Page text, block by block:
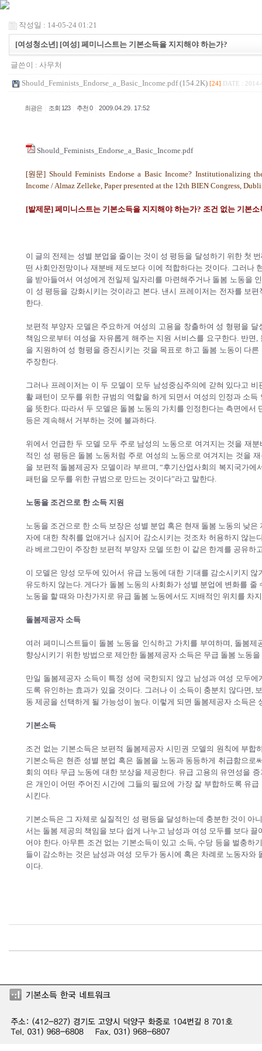
작성일 : 14-05-24 01:21
[여성청소년] [여성] 페미니스트는 기본소득을 지지해야 하는가?
글쓴이 : 사무처
Should_Feminists_Endorse_a_Basic_Income.pdf (154.2K) [24] DATE :
최광은 조회 123 추천 0 2009.04.29. 17:52
Should_Feminists_Endorse_a_Basic_Income.pdf
[원문] Should Feminists Endorse a Basic Income? Institutionalizing
Income / Almaz Zelleke, Paper presented at the 12th BIEN Congress,
[발제문] 페미니스트는 기본소득을 지지해야 하는가? 조건 없는 기본
이 글의 전제는 성별 분업을 줄이는 것이 성 평등을 달성하기 위한 첫
떤 사회안전망이나 재분배 제도보다 이에 적합하다는 것이다. 그러나
을 받아들여서 여성에게 전일제 일자리를 마련해주거나 돌봄 노동을
이 성 평등을 강화시키는 것이라고 본다. 낸시 프레이저는 전자를 보
한다.
보편적 부양자 모델은 주요하게 여성의 고용을 창출하여 성 형평을
책임으로부터 여성을 자유롭게 해주는 지원 서비스를 요구한다. 반
을 지원하여 성 형평을 증진시키는 것을 목표로 하고 돌봄 노동이 다
주장한다.
그러나 프레이저는 이 두 모델이 모두 남성중심주의에 갇혀 있다고
활 패턴이 모두를 위한 규범의 역할을 하게 되면서 여성의 인정과 소
을 뜻한다. 따라서 두 모델은 돌봄 노동의 가치를 인정한다는 측면에서
등은 계속해서 거부하는 것에 불과하다.
위에서 언급한 두 모델 모두 주로 남성의 노동으로 여겨지는 것을 재
적인 성 평등은 돌봄 노동처럼 주로 여성의 노동으로 여겨지는 것을
을 보편적 돌봄제공자 모델이라 부르며, “후기산업사회의 복지국가
패턴을 모두를 위한 규범으로 만드는 것이다”라고 말한다.
노동을 조건으로 한 소득 지원
노동을 조건으로 한 소득 보장은 성별 분업 혹은 현재 돌봄 노동의 낮
자에 대한 착취를 없애거나 심지어 감소시키는 것조차 허용하지 않
라 베르그만이 주장한 보편적 부양자 모델 또한 이 같은 한계를 공유하
이 모델은 양성 모두에 있어서 유급 노동에 대한 기대를 감소시키지
유도하지 않는다. 게다가 돌봄 노동의 사회화가 성별 분업에 변화를
노동을 할 때와 마찬가지로 유급 돌봄 노동에서도 지배적인 위치를 차
돌봄제공자 소득
여러 페미니스트들이 돌봄 노동을 인식하고 가치를 부여하며, 돌봄
향상시키기 위한 방법으로 제안한 돌봄제공자 소득은 무급 돌봄 노동
만일 돌봄제공자 소득이 특정 성에 국한되지 않고 남성과 여성 모두
도록 유인하는 효과가 있을 것이다. 그러나 이 소득이 충분치 않다면,
동 제공을 선택하게 될 가능성이 높다. 이렇게 되면 돌봄제공자 소득은
기본소득
조건 없는 기본소득은 보편적 돌봄제공자 시민권 모델의 원칙에 부
기본소득은 현존 성별 분업 혹은 돌봄을 노동과 동등하게 취급함으
회의 여타 무급 노동에 대한 보상을 제공한다. 유급 고용의 유연성을
은 개인이 어떤 주어진 시간에 그들의 필요에 가장 잘 부합하도록 유
시킨다.
기본소득은 그 자체로 실질적인 성 평등을 달성하는데 충분한 것이 아
서는 돌봄 제공의 책임을 보다 쉽게 나누고 남성과 여성 모두를 보다
어야 한다. 아무튼 조건 없는 기본소득이 있고 소득, 수당 등을 벌충하
들이 감소하는 것은 남성과 여성 모두가 동시에 혹은 차례로 노동자
이다.